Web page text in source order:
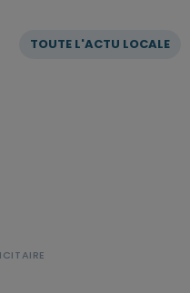
TOUTE L'ACTU LOCALE